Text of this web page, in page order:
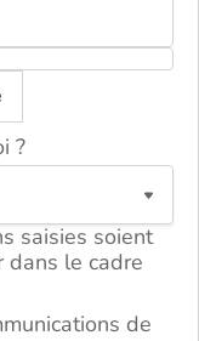
?
saisies soient
dans le cadre
de